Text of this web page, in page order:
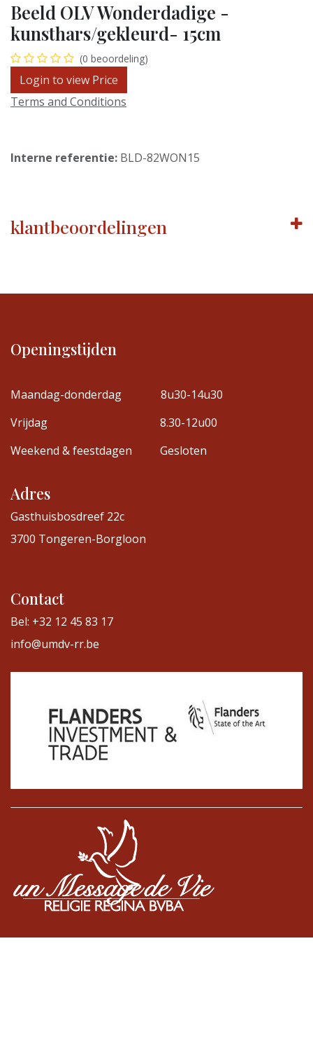
Beeld OLV Wonderdadige -
kunsthars/gekleurd- 15cm
(0 beoordeling)
Login to view Price
Terms and Conditions
Interne referentie: BLD-82WON15
klantbeoordelingen
Openingstijden
Maandag-donderdag
8u30-14u30
Vrijdag
8.30-12u00
Weekend & feestdagen
Gesloten
Adres
Gasthuisbosdreef 22c
3700 Tongeren-Borgloon
Contact
Bel: +32 12 45 83 17
info@umdv-rr.be